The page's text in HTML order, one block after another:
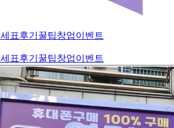
표후기 꿀팁창업이벤트
표후기 꿀팁창업이벤트